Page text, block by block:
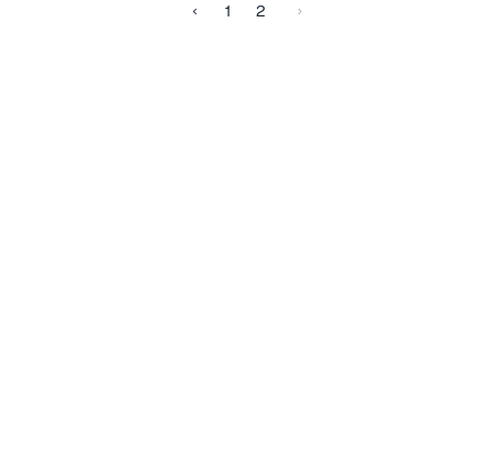
1 2